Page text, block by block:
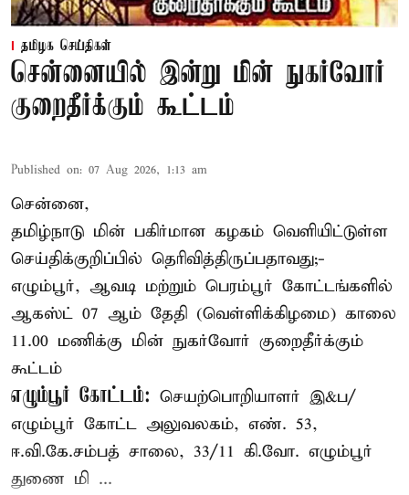
தமிழக செய்திகள்
சென்னையில் இன்று மின் நுகர்வோர்
குறைதீர்க்கும் கூட்டம்
Published on: 07 Aug 2026, 1:13 am
சென்னை,
தமிழ்நாடு மின் பகிர்மான கழகம் வெளியிட்டுள்ள
செய்திக்குறிப்பில் தெரிவித்திருப்பதாவது;-
எழும்பூர், ஆவடி மற்றும் பெரம்பூர் கோட்டங்களில்
ஆகஸ்ட் 07 ஆம் தேதி (வெள்ளிக்கிழமை) காலை
11.00 மணிக்கு மின் நுகர்வோர் குறைதீர்க்கும்
கூட்டம்
எழும்பூர் கோட்டம்: செயற்பொறியாளர் இ&ப/
எழும்பூர் கோட்ட அலுவலகம், எண். 53,
ஈ.வி.கே.சம்பத் சாலை, 33/11 கி.வோ. எழும்பூர்
துணை மி ...